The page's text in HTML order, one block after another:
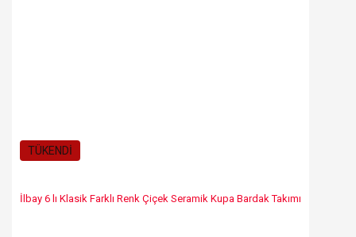
TÜKENDİ
İlbay 6 lı Klasik Farklı Renk Çiçek Seramik Kupa Bardak Takımı